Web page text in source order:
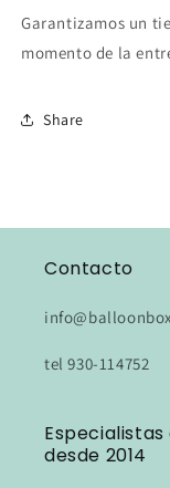
Garantizamos un
momento de la
Share
Contacto
tel 930-114752
desde 2014